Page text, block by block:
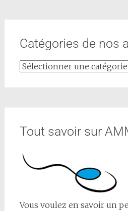
Catégories de nos
Tout savoir sur
Vous voulez en savoir un